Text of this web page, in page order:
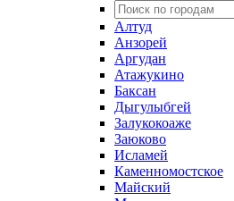
Алтуд
Анзорей
Аргудан
Атажукино
Баксан
Дыгулыбгей
Залукокоаже
Заюково
Исламей
Каменномостское
Майский